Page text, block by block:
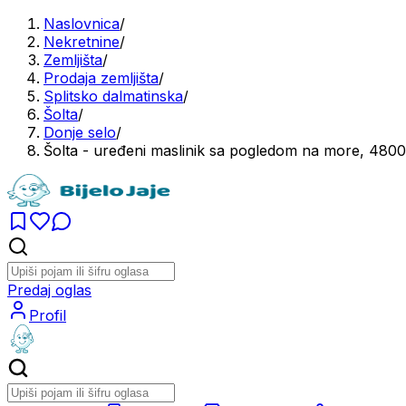
Naslovnica/
Nekretnine/
Zemljišta/
Prodaja zemljišta/
Splitsko dalmatinska/
Šolta/
Donje selo/
Šolta - uređeni maslinik sa pogledom na more,
Predaj oglas
Profil